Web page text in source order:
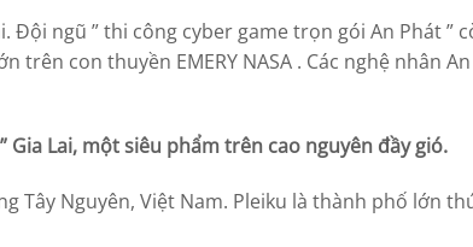
Đội ngũ ” thi công cyber game trọn gói An Phát
con thuyền EMERY NASA . Các nghệ nhân
” Gia Lai, một siêu phẩm trên cao nguyên đầy gió.
Tây Nguyên, Việt Nam. Pleiku là thành phố lớn